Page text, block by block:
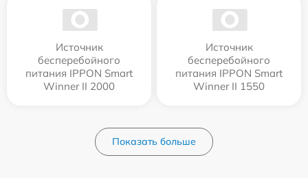
Источник
бесперебойного
питания IPPON Smart
Winner II 2000
Источник
бесперебойного
питания IPPON Smart
Winner II 1550
Показать больше